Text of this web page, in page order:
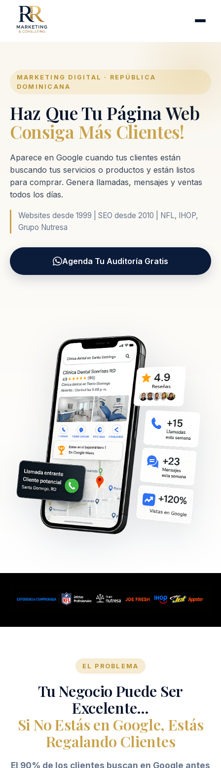
Industrias
Proceso
Contacto
MARKETING DIGITAL · REPÚBLICA
DOMINICANA
Haz Que Tu Página Web
Consiga Más Clientes!
Aparece en Google cuando tus clientes están
buscando tus servicios o productos y están listos
para comprar. Genera llamadas, mensajes y ventas
todos los días.
Websites desde 1999 | SEO desde 2010 | NFL, IHOP,
Grupo Nutresa
Agenda Tu Auditoría Gratis
EL PROBLEMA
Tu Negocio Puede Ser
Excelente…
Si No Estás en Google, Estás
Regalando Clientes
El 90% de los clientes buscan en Google antes